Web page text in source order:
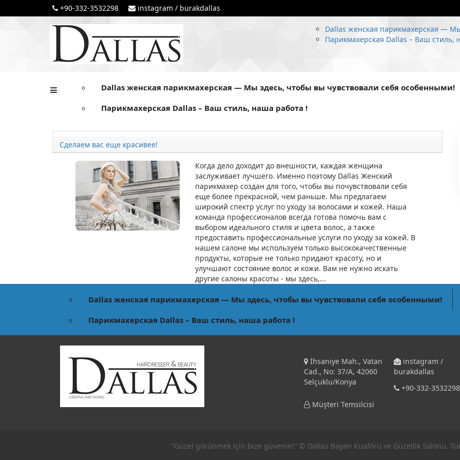
+90-332-3532298 instagram / burakdallas
Dallas женская парикмахерская —
Парикмахерская Dallas – Ваш стиль,
Dallas женская парикмахерская — Мы здесь, чтобы вы чувствовали себя особенными!
Парикмахерская Dallas – Ваш стиль, наша работа !
Сделаем вас еще красивее!
Когда дело доходит до внешности, каждая женщина
заслуживает лучшего. Именно поэтому Dallas Женский
парикмахер создан для того, чтобы вы почувствовали себя
еще более прекрасной, чем раньше. Мы предлагаем
широкий спектр услуг по уходу за волосами и кожей. Наша
команда профессионалов всегда готова помочь вам с
выбором идеального стиля и цвета волос, а также
предоставить профессиональные услуги по уходу за кожей. В
нашем салоне мы используем только высококачественные
продукты, которые не только придают красоту, но и
улучшают состояние волос и кожи. Вам не нужно искать
другие салоны красоты - мы здесь,...
Dallas женская парикмахерская — Мы здесь, чтобы вы чувствовали себя особенными!
Парикмахерская Dallas – Ваш стиль, наша работа !
İhsaniye Mah., Vatan
Cad., No: 37/A, 42060
Selçuklu/Konya
instagram /
burakdallas
+90-332-3532298
Müşteri Temsilcisi
"Güzel görünmek için bize güvenin!" © Dallas Bayan Kuaförü ve Güzellik Salonu.